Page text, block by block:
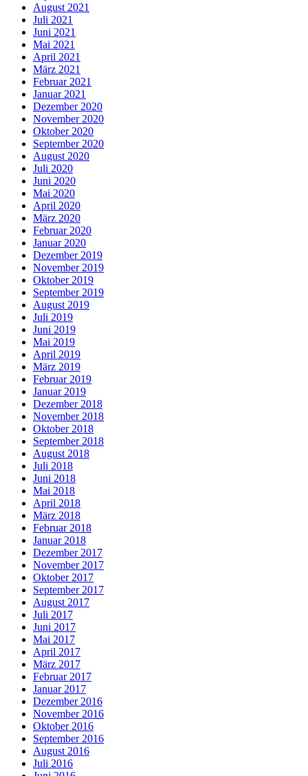
August 2021
Juli 2021
Juni 2021
Mai 2021
April 2021
März 2021
Februar 2021
Januar 2021
Dezember 2020
November 2020
Oktober 2020
September 2020
August 2020
Juli 2020
Juni 2020
Mai 2020
April 2020
März 2020
Februar 2020
Januar 2020
Dezember 2019
November 2019
Oktober 2019
September 2019
August 2019
Juli 2019
Juni 2019
Mai 2019
April 2019
März 2019
Februar 2019
Januar 2019
Dezember 2018
November 2018
Oktober 2018
September 2018
August 2018
Juli 2018
Juni 2018
Mai 2018
April 2018
März 2018
Februar 2018
Januar 2018
Dezember 2017
November 2017
Oktober 2017
September 2017
August 2017
Juli 2017
Juni 2017
Mai 2017
April 2017
März 2017
Februar 2017
Januar 2017
Dezember 2016
November 2016
Oktober 2016
September 2016
August 2016
Juli 2016